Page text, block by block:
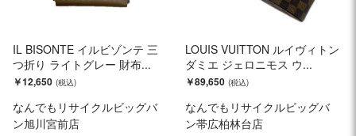
IL BISONTE イルビゾンテ 三
つ折り ライトグレー 財布...
￥12,650
なんでもリサイクルビッグバ
ン旭川宮前店
LOUIS VUITTON ルイヴィトン
ダミエ ジェロニモス ウ...
￥89,650
なんでもリサイクルビッグバ
ン帯広柏林台店